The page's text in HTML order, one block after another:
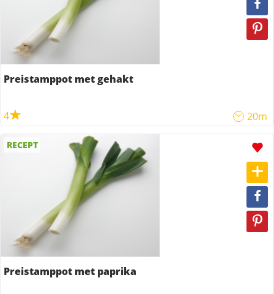
Preistamppot met gehakt
4 20m
RECEPT
Preistamppot met paprika